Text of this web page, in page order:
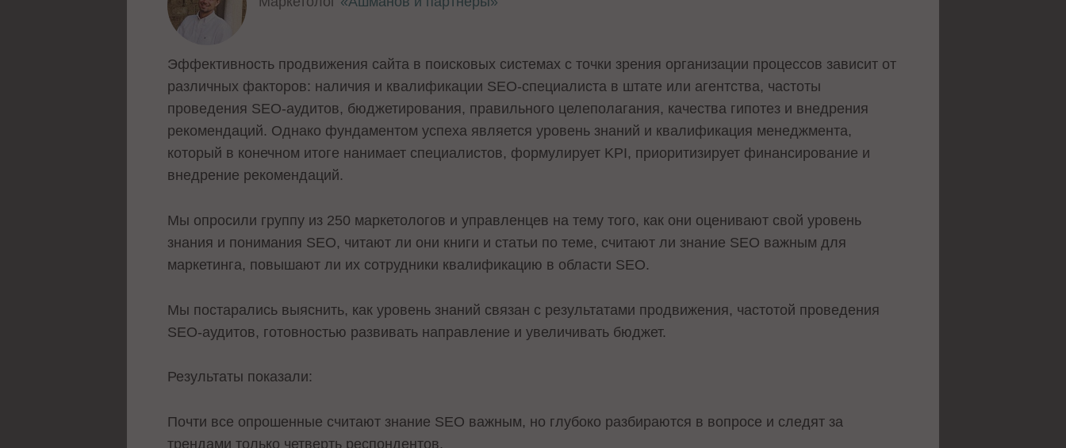
Эффективность продвижения сайта в поисковых системах с точки зрения организации процессов зависит от
различных факторов: наличия и квалификации SEO-специалиста в штате или агентства, частоты
проведения SEO-аудитов, бюджетирования, правильного целеполагания, качества гипотез и внедрения
рекомендаций. Однако фундаментом успеха является уровень знаний и квалификация менеджмента,
который в конечном итоге нанимает специалистов, формулирует KPI, приоритизирует финансирование и
внедрение рекомендаций.
Мы опросили группу из 250 маркетологов и управленцев на тему того, как они оценивают свой уровень
знания и понимания SEO, читают ли они книги и статьи по теме, считают ли знание SEO важным для
маркетинга, повышают ли их сотрудники квалификацию в области SEO.
Мы постарались выяснить, как уровень знаний связан с результатами продвижения, частотой проведения
SEO-аудитов, готовностью развивать направление и увеличивать бюджет.
Результаты показали:
Почти все опрошенные считают знание SEO важным, но глубоко разбираются в вопросе и следят за
трендами только четверть респондентов.